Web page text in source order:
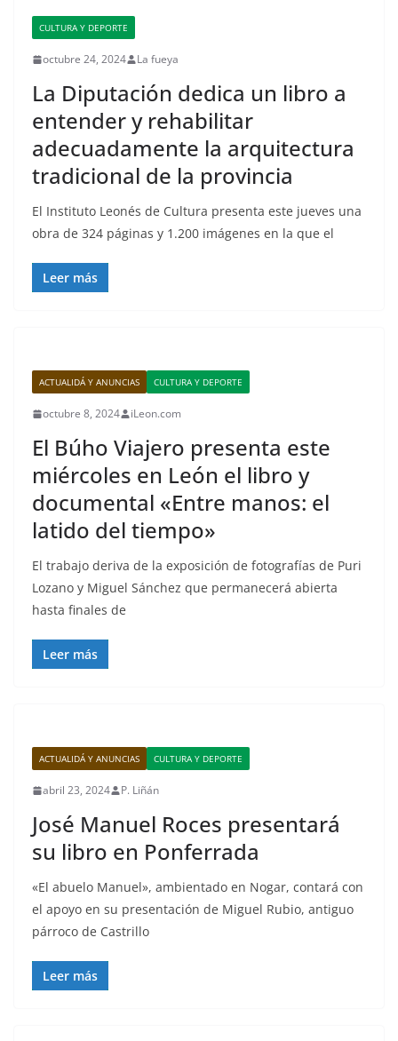
CULTURA Y DEPORTE
octubre 24, 2024 La fueya
La Diputación dedica un libro a
entender y rehabilitar
adecuadamente la arquitectura
tradicional de la provincia
El Instituto Leonés de Cultura presenta este jueves una
obra de 324 páginas y 1.200 imágenes en la que el
Leer más
ACTUALIDÁ Y ANUNCIAS CULTURA Y DEPORTE
octubre 8, 2024 iLeon.com
El Búho Viajero presenta este
miércoles en León el libro y
documental «Entre manos: el
latido del tiempo»
El trabajo deriva de la exposición de fotografías de Puri
Lozano y Miguel Sánchez que permanecerá abierta
hasta finales de
Leer más
ACTUALIDÁ Y ANUNCIAS CULTURA Y DEPORTE
abril 23, 2024 P. Liñán
José Manuel Roces presentará
su libro en Ponferrada
«El abuelo Manuel», ambientado en Nogar, contará con
el apoyo en su presentación de Miguel Rubio, antiguo
párroco de Castrillo
Leer más